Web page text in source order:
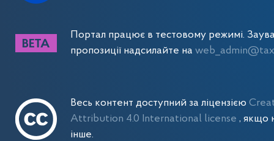
Портал працює в тестовому режимі.
пропозиції надсилайте на
Весь контент доступний за ліцензією
Attribution 4.0 International license , якщо
інше.